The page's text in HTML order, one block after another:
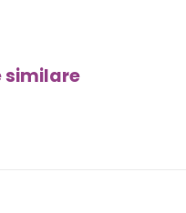
similare